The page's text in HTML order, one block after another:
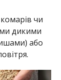
чи
дикими
або